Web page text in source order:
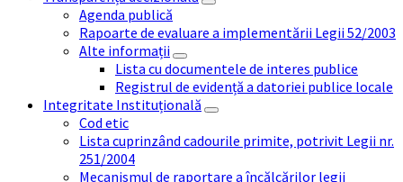
Agenda publică
Rapoarte de evaluare a implementării Legii 52/2003
Alte informații
Lista cu documentele de interes publice
Registrul de evidență a datoriei publice locale
Integritate Instituțională
Cod etic
Lista cuprinzând cadourile primite, potrivit Legii nr.
251/2004
Mecanismul de raportare a încălcărilor legii